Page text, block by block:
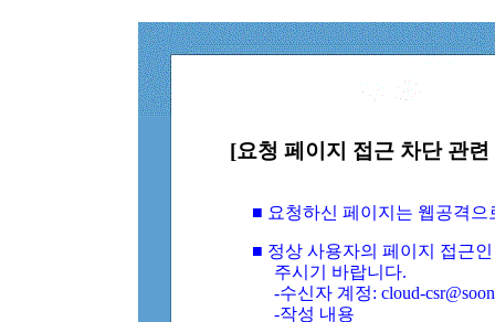
[요청 페이지 접근 차단 관
■ 요청하신 페이지는 웹공격
■ 정상 사용자의 페이지 접근
주시기 바랍니다.
-수신자 계정: cloud-
-작성 내용